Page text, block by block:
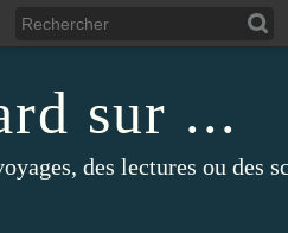
sur ...
des lectures ou des